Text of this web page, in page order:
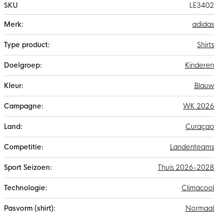
duurzamere sportwereld.
SKU
LE3402
informatie
adidas
Shirts
Kinderen
Blauw
WK 2026
Curaçao
Landenteams
Thuis 2026-2028
Climacool
Normaal